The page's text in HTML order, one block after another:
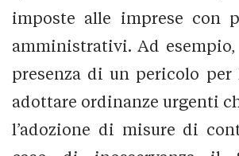
imposte alle imprese con
amministrativi. Ad
presenza di un pericolo per
adottare ordinanze urgenti
l’adozione di misure di